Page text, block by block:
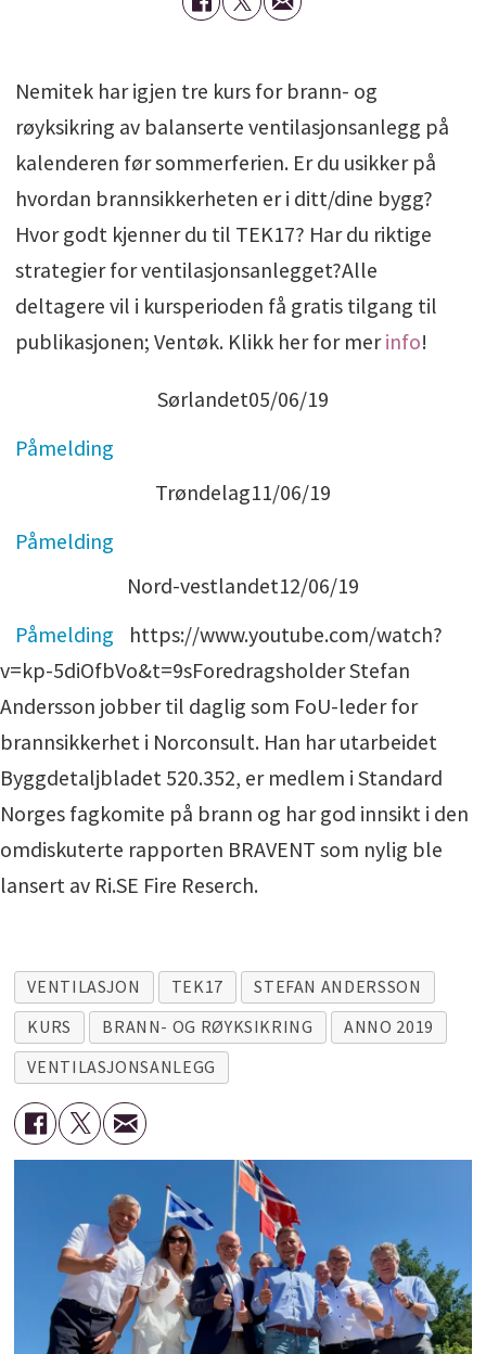
Nemitek har igjen tre kurs for brann- og
røyksikring av balanserte ventilasjonsanlegg på
kalenderen før sommerferien. Er du usikker på
hvordan brannsikkerheten er i ditt/dine bygg?
Hvor godt kjenner du til TEK17? Har du riktige
strategier for ventilasjonsanlegget?Alle
deltagere vil i kursperioden få gratis tilgang til
publikasjonen; Ventøk. Klikk her for merinfo!
Sørlandet05/06/19
Påmelding
Trøndelag11/06/19
Påmelding
Nord-vestlandet12/06/19
Påmelding
https://www.youtube.com/watch?
v=kp-5diOfbVo&t=9sForedragsholder Stefan
Andersson jobber til daglig som FoU-leder for
brannsikkerhet i Norconsult. Han har utarbeidet
Byggdetaljbladet 520.352, er medlem i Standard
Norges fagkomite på brann og har god innsikt i den
omdiskuterte rapporten BRAVENT som nylig ble
lansert av Ri.SE Fire Reserch.
VENTILASJON TEK17
STEFAN ANDERSSON
KURS
BRANN- OG RØYKSIKRING
ANNO 2019
VENTILASJONSANLEGG